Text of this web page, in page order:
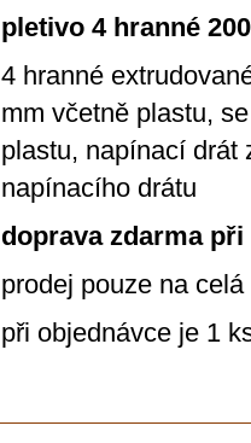
pletivo 4 hranné
4 hranné
mm včetně plastu,
plastu, napínací drát
napínacího drátu
doprava zdarma při
prodej pouze na
při objednávce je 1